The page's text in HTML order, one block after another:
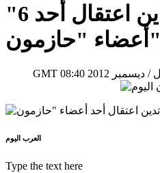
"6 إبريل" تدين اعتقال أحد
أعضاء "حازمون"
GMT
العرب اليوم
Type the text here